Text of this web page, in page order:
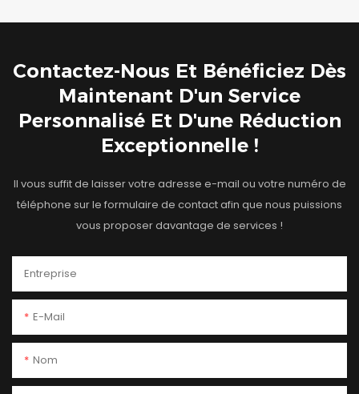
Contactez-Nous Et Bénéficiez Dès
Maintenant D'un Service
Personnalisé Et D'une Réduction
Exceptionnelle !
Il vous suffit de laisser votre adresse e-mail ou votre numéro de
téléphone sur le formulaire de contact afin que nous puissions
vous proposer davantage de services !
Entreprise
E-Mail
Nom